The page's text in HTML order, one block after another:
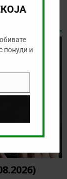
понуди и